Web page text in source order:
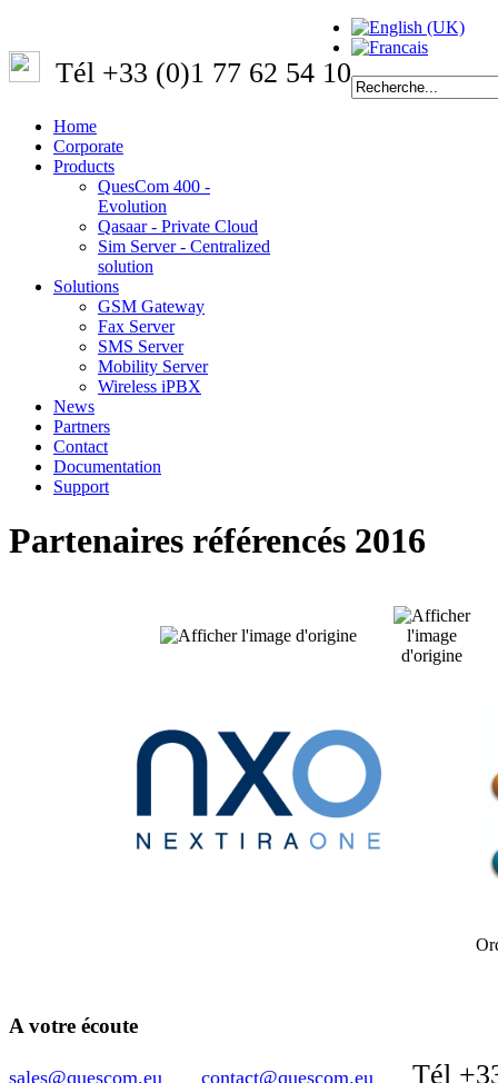
Tél +33 (0)1 77 62 54 10
Home
Corporate
Products
QuesCom 400 -
Evolution
Qasaar - Private Cloud
Sim Server - Centralized
solution
Solutions
GSM Gateway
Fax Server
SMS Server
Mobility Server
Wireless iPBX
News
Partners
Contact
Documentation
Support
Partenaires référencés 2016
A votre écoute
sales@quescom.eu contact@quescom.eu Tél